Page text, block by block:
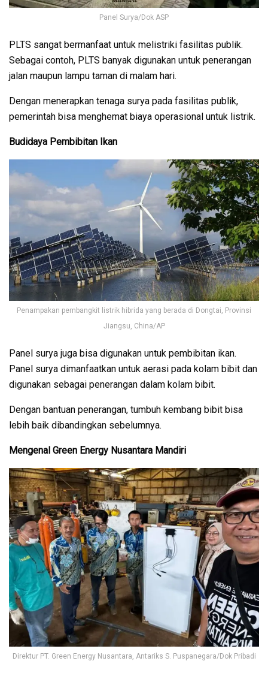
Panel Surya/Dok ASP
PLTS sangat bermanfaat untuk melistriki fasilitas publik.
Sebagai contoh, PLTS banyak digunakan untuk penerangan
jalan maupun lampu taman di malam hari.
Dengan menerapkan tenaga surya pada fasilitas publik,
pemerintah bisa menghemat biaya operasional untuk listrik.
Budidaya Pembibitan Ikan
Penampakan pembangkit listrik hibrida yang berada di Dongtai, Provinsi
Jiangsu, China/AP
Panel surya juga bisa digunakan untuk pembibitan ikan.
Panel surya dimanfaatkan untuk aerasi pada kolam bibit dan
digunakan sebagai penerangan dalam kolam bibit.
Dengan bantuan penerangan, tumbuh kembang bibit bisa
lebih baik dibandingkan sebelumnya.
Mengenal Green Energy Nusantara Mandiri
Direktur PT. Green Energy Nusantara, Antariks S. Puspanegara/Dok Pribadi